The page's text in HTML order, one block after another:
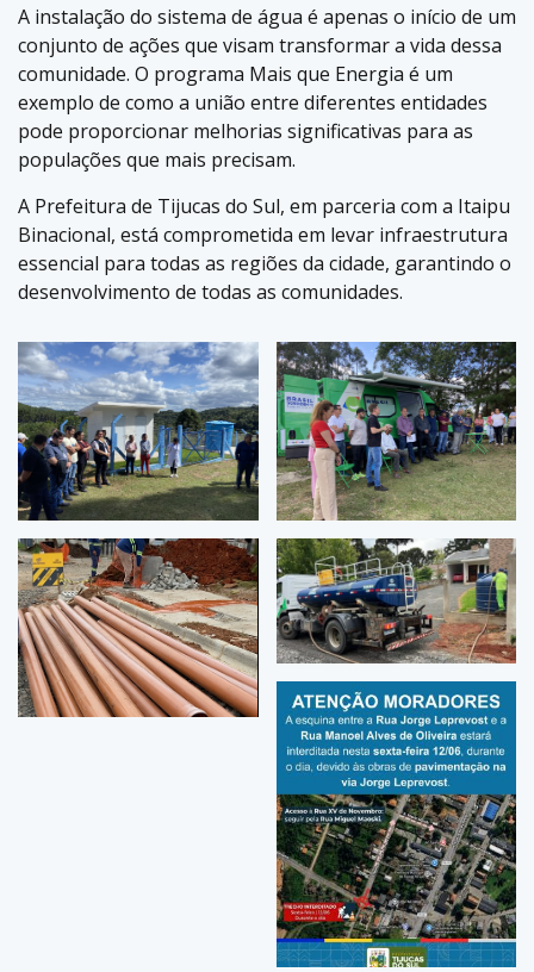
A instalação do sistema de água é apenas o início de um
conjunto de ações que visam transformar a vida dessa
comunidade. O programa Mais que Energia é um
exemplo de como a união entre diferentes entidades
pode proporcionar melhorias significativas para as
populações que mais precisam.
A Prefeitura de Tijucas do Sul, em parceria com a Itaipu
Binacional, está comprometida em levar infraestrutura
essencial para todas as regiões da cidade, garantindo o
desenvolvimento de todas as comunidades.